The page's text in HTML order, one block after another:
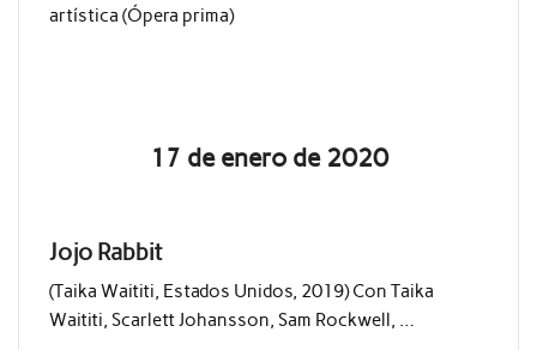
artística (Ópera prima)
17 de enero de 2020
Jojo Rabbit
(Taika Waititi, Estados Unidos, 2019) Con Taika
Waititi, Scarlett Johansson, Sam Rockwell, …